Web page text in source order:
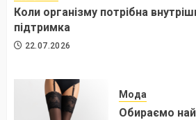
Коли організму потрібна
підтримка
22.07.2026
Мода
Обираємо